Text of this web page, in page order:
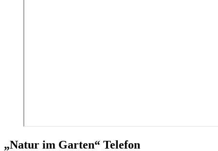
„Natur im Garten“ Telefon